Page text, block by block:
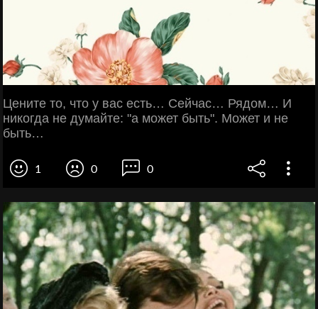
Цените то, что у вас есть… Сейчас… Рядом… И
никогда не думайте: "а может быть". Может и не
быть…
1 0 0